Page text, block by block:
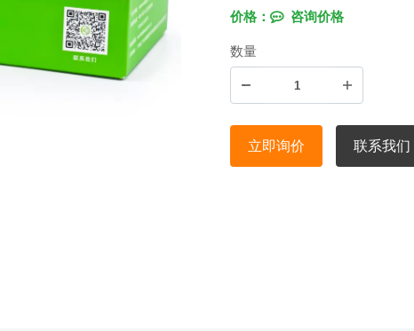
价格： 咨询价格
数量
立即询价 联系我们